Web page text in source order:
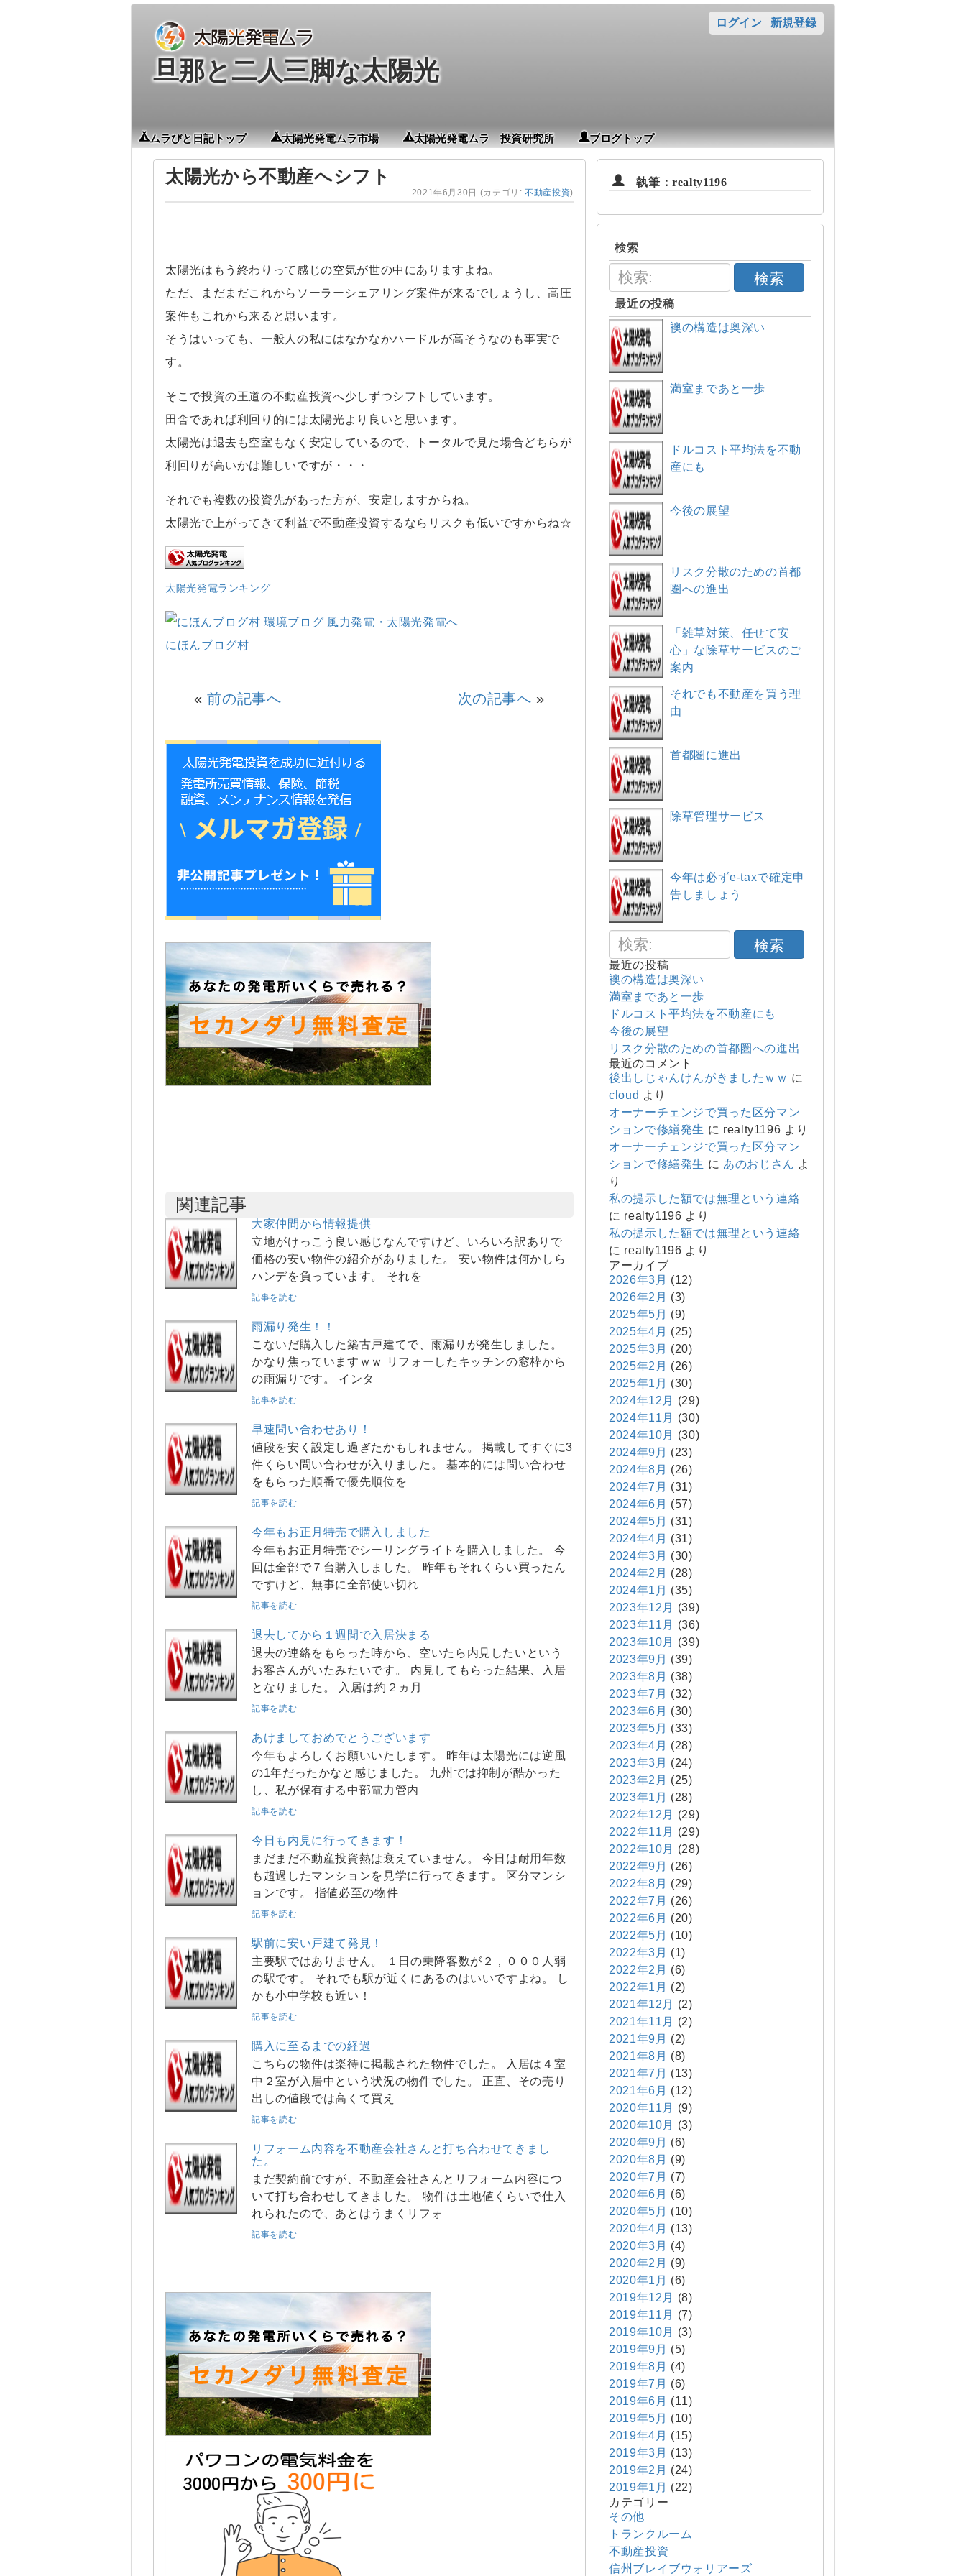
旦那と二人三脚な太陽光
ログイン 新規登録
ムラびと日記トップ 太陽光発電ムラ市場 太陽光発電ムラ 投資研究所 ブログトップ
太陽光から不動産へシフト
2021年6月30日 (カテゴリ:不動産投資)
太陽光はもう終わりって感じの空気が世の中にありますよね。
ただ、まだまだこれからソーラーシェアリング案件が来るでしょうし、高圧
案件もこれから来ると思います。
そうはいっても、一般人の私にはなかなかハードルが高そうなのも事実で
す。
そこで投資の王道の不動産投資へ少しずつシフトしています。
田舎であれば利回り的には太陽光より良いと思います。
太陽光は退去も空室もなく安定しているので、トータルで見た場合どちらが
利回りが高いかは難しいですが・・・
それでも複数の投資先があった方が、安定しますからね。
太陽光で上がってきて利益で不動産投資するならリスクも低いですからね☆
太陽光発電ランキング
にほんブログ村
«前の記事へ 次の記事へ »
関連記事
大家仲間から情報提供
立地がけっこう良い感じなんですけど、いろいろ訳ありで
価格の安い物件の紹介がありました。 安い物件は何かしら
ハンデを負っています。 それを
記事を読む
雨漏り発生！！
こないだ購入した築古戸建てで、雨漏りが発生しました。
かなり焦っていますｗｗ リフォーしたキッチンの窓枠から
の雨漏りです。 インタ
記事を読む
早速問い合わせあり！
値段を安く設定し過ぎたかもしれません。 掲載してすぐに3
件くらい問い合わせが入りました。 基本的には問い合わせ
をもらった順番で優先順位を
記事を読む
今年もお正月特売で購入しました
今年もお正月特売でシーリングライトを購入しました。 今
回は全部で７台購入しました。 昨年もそれくらい買ったん
ですけど、無事に全部使い切れ
記事を読む
退去してから１週間で入居決まる
退去の連絡をもらった時から、空いたら内見したいという
お客さんがいたみたいです。 内見してもらった結果、入居
となりました。 入居は約２ヵ月
記事を読む
あけましておめでとうございます
今年もよろしくお願いいたします。 昨年は太陽光には逆風
の1年だったかなと感じました。 九州では抑制が酷かった
し、私が保有する中部電力管内
記事を読む
今日も内見に行ってきます！
まだまだ不動産投資熱は衰えていません。 今日は耐用年数
も超過したマンションを見学に行ってきます。 区分マンシ
ョンです。 指値必至の物件
記事を読む
駅前に安い戸建て発見！
主要駅ではありません。 １日の乗降客数が２，０００人弱
の駅です。 それでも駅が近くにあるのはいいですよね。 し
かも小中学校も近い！
記事を読む
購入に至るまでの経過
こちらの物件は楽待に掲載された物件でした。 入居は４室
中２室が入居中という状況の物件でした。 正直、その売り
出しの値段では高くて買え
記事を読む
リフォーム内容を不動産会社さんと打ち合わせてきまし
た。
まだ契約前ですが、不動産会社さんとリフォーム内容につ
いて打ち合わせしてきました。 物件は土地値くらいで仕入
れられたので、あとはうまくリフォ
記事を読む
執筆：realty1196
検索
検索
最近の投稿
襖の構造は奥深い
満室まであと一歩
ドルコスト平均法を不動
産にも
今後の展望
リスク分散のための首都
圏への進出
「雑草対策、任せて安
心」な除草サービスのご
案内
それでも不動産を買う理
由
首都圏に進出
除草管理サービス
今年は必ずe-taxで確定申
告しましょう
検索
最近の投稿
襖の構造は奥深い
満室まであと一歩
ドルコスト平均法を不動産にも
今後の展望
リスク分散のための首都圏への進出
最近のコメント
後出しじゃんけんがきましたｗｗ に
cloud より
オーナーチェンジで買った区分マン
ションで修繕発生 に realty1196 より
オーナーチェンジで買った区分マン
ションで修繕発生 に あのおじさん よ
り
私の提示した額では無理という連絡
に realty1196 より
私の提示した額では無理という連絡
に realty1196 より
アーカイブ
2026年3月 (12)
2026年2月 (3)
2025年5月 (9)
2025年4月 (25)
2025年3月 (20)
2025年2月 (26)
2025年1月 (30)
2024年12月
(29)
2024年11月
(30)
2024年10月
(30)
2024年9月 (23)
2024年8月 (26)
2024年7月 (31)
2024年6月 (57)
2024年5月 (31)
2024年4月 (31)
2024年3月 (30)
2024年2月 (28)
2024年1月 (35)
2023年12月
(39)
2023年11月
(36)
2023年10月
(39)
2023年9月 (39)
2023年8月 (38)
2023年7月 (32)
2023年6月 (30)
2023年5月 (33)
2023年4月 (28)
2023年3月 (24)
2023年2月 (25)
2023年1月 (28)
2022年12月
(29)
2022年11月
(29)
2022年10月
(28)
2022年9月 (26)
2022年8月 (29)
2022年7月 (26)
2022年6月 (20)
2022年5月 (10)
2022年3月 (1)
2022年2月 (6)
2022年1月 (2)
2021年12月
(2)
2021年11月
(2)
2021年9月 (2)
2021年8月 (8)
2021年7月 (13)
2021年6月 (12)
2020年11月
(9)
2020年10月
(3)
2020年9月 (6)
2020年8月 (9)
2020年7月 (7)
2020年6月 (6)
2020年5月 (10)
2020年4月 (13)
2020年3月 (4)
2020年2月 (9)
2020年1月 (6)
2019年12月
(8)
2019年11月
(7)
2019年10月
(3)
2019年9月 (5)
2019年8月 (4)
2019年7月 (6)
2019年6月 (11)
2019年5月 (10)
2019年4月 (15)
2019年3月 (13)
2019年2月 (24)
2019年1月 (22)
カテゴリー
その他
トランクルーム
不動産投資
信州ブレイブウォリアーズ